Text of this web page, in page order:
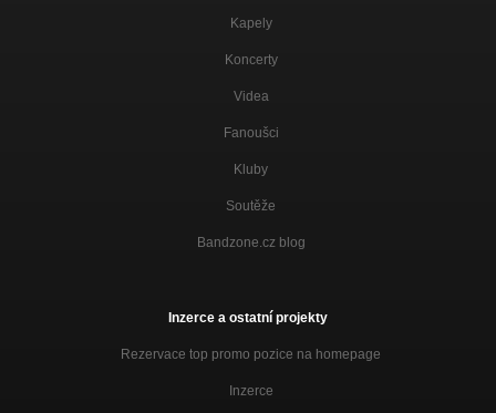
Kapely
Koncerty
Videa
Fanoušci
Kluby
Soutěže
Bandzone.cz blog
Inzerce a ostatní projekty
Rezervace top promo pozice na homepage
Inzerce